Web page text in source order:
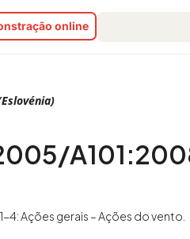
Search
...
online
4: Ações gerais – Ações do vento.